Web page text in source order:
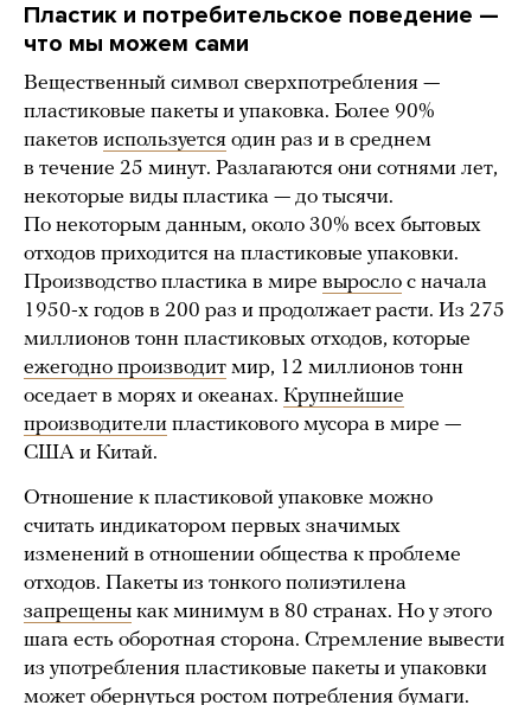
Пластик и потребительское поведение —
что мы можем сами
Вещественный символ сверхпотребления —
пластиковые пакеты и упаковка. Более 90%
пакетов используется один раз и в среднем
в течение 25 минут. Разлагаются они сотнями лет,
некоторые виды пластика — до тысячи.
По некоторым данным, около 30% всех бытовых
отходов приходится на пластиковые упаковки.
Производство пластика в мире выросло с начала
1950-х годов в 200 раз и продолжает расти. Из 275
миллионов тонн пластиковых отходов, которые
ежегодно производит мир, 12 миллионов тонн
оседает в морях и океанах. Крупнейшие
производители пластикового мусора в мире —
США и Китай.
Отношение к пластиковой упаковке можно
считать индикатором первых значимых
изменений в отношении общества к проблеме
отходов. Пакеты из тонкого полиэтилена
запрещены как минимум в 80 странах. Но у этого
шага есть оборотная сторона. Стремление вывести
из употребления пластиковые пакеты и упаковки
может обернуться ростом потребления бумаги.